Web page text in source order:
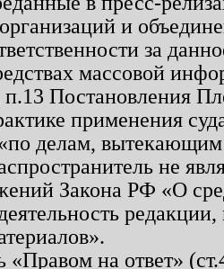
и
за
массовой
п.13 Постановления
применения
делам, вытекающим
не
Закона РФ «О
«Правом на ответ»